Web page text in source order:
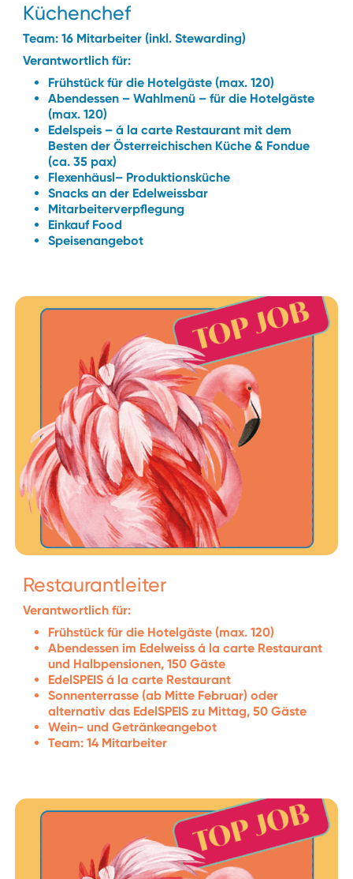
Küchenchef
Team: 16 Mitarbeiter (inkl. Stewarding)
Verantwortlich für:
Frühstück für die Hotelgäste (max. 120)
Abendessen – Wahlmenü – für die Hotelgäste
(max. 120)
Edelspeis – á la carte Restaurant mit dem
Besten der Österreichischen Küche & Fondue
(ca. 35 pax)
Flexenhäusl– Produktionsküche
Snacks an der Edelweissbar
Mitarbeiterverpflegung
Einkauf Food
Speisenangebot
Restaurantleiter
Verantwortlich für:
Frühstück für die Hotelgäste (max. 120)
Abendessen im Edelweiss á la carte Restaurant
und Halbpensionen, 150 Gäste
EdelSPEIS á la carte Restaurant
Sonnenterrasse (ab Mitte Februar) oder
alternativ das EdelSPEIS zu Mittag, 50 Gäste
Wein- und Getränkeangebot
Team: 14 Mitarbeiter